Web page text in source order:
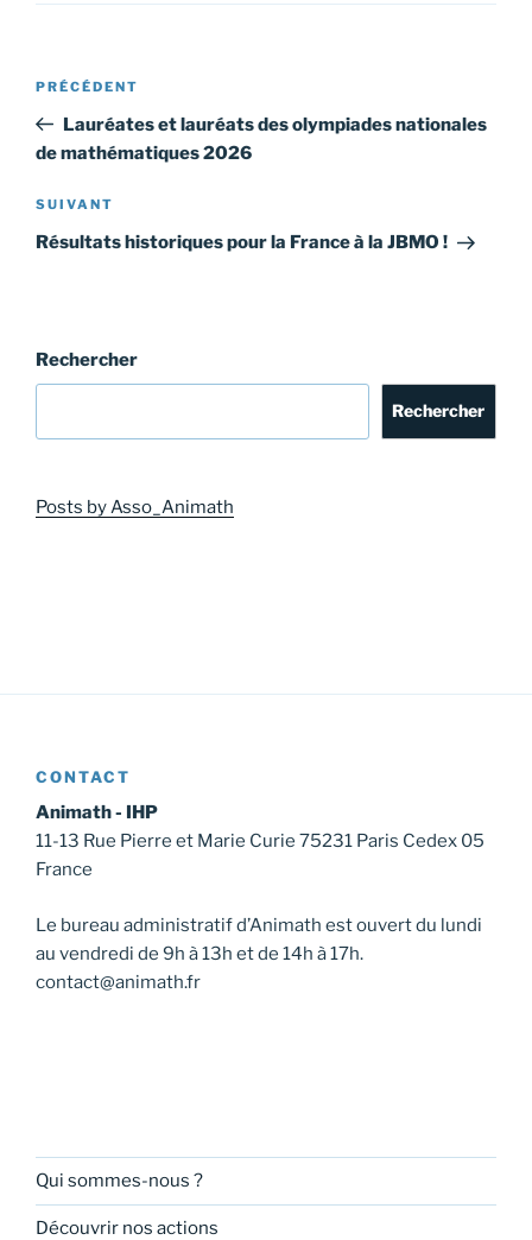
Navigation
l’article
Article
précédent
PRÉCÉDENT
Lauréates et lauréats des olympiades nationales
de mathématiques 2026
Article
suivant
SUIVANT
Résultats historiques pour la France à la JBMO !
Rechercher
Rechercher
Posts by Asso_Animath
CONTACT
Animath - IHP
11-13 Rue Pierre et Marie Curie 75231 Paris Cedex 05
France
Le bureau administratif d’Animath est ouvert du lundi
au vendredi de 9h à 13h et de 14h à 17h.
contact@animath.fr
Qui sommes-nous ?
Découvrir nos actions